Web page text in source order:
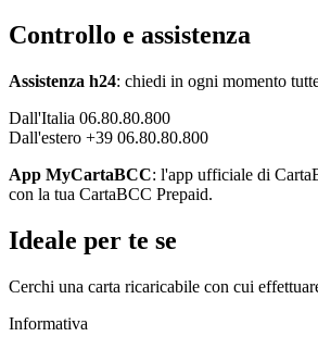
Controllo e assistenza
Assistenza h24: chiedi in ogni momento
Dall'Italia 06.80.80.800
Dall'estero +39 06.80.80.800
App MyCartaBCC: l'app ufficiale di
con la tua CartaBCC Prepaid.
Ideale per te se
Cerchi una carta ricaricabile con cui
Informativa